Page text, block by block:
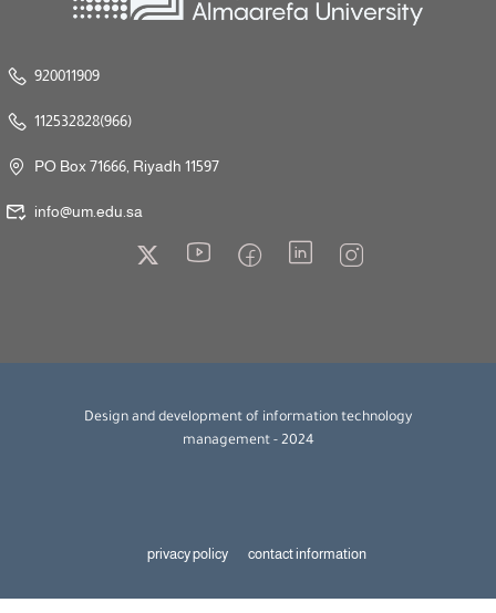
920011909
112532828(966)
PO Box 71666, Riyadh 11597
info@um.edu.sa
Design and development of information technology
management - 2024
privacy policy contact information